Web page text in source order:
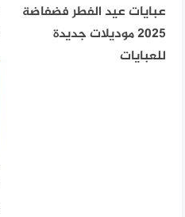
عبايات عيد الفطر فضفاضة
2025 موديلات جديدة
للعبايات